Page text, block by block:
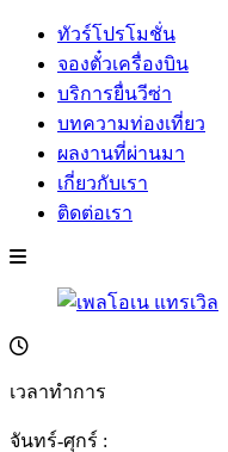
ทัวร์โปรโมชั่น
จองตั๋วเครื่องบิน
บริการยื่นวีซ่า
บทความท่องเที่ยว
ผลงานที่ผ่านมา
เกี่ยวกับเรา
ติดต่อเรา
เวลาทำการ
จันทร์-ศุกร์ :